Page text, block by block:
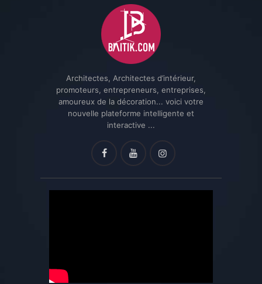
Architectes, Architectes d’intérieur,
promoteurs, entrepreneurs, entreprises,
amoureux de la décoration... voici votre
nouvelle plateforme intelligente et
interactive ...